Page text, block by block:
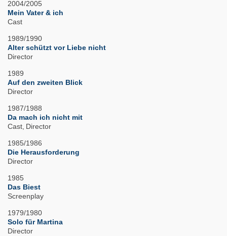
2004/2005
Mein Vater & ich
Cast
1989/1990
Alter schützt vor Liebe nicht
Director
1989
Auf den zweiten Blick
Director
1987/1988
Da mach ich nicht mit
Cast Director
1985/1986
Die Herausforderung
Director
1985
Das Biest
Screenplay
1979/1980
Solo für Martina
Director